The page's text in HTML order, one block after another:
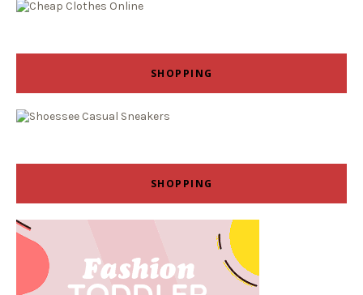
SHOPPING
SHOPPING